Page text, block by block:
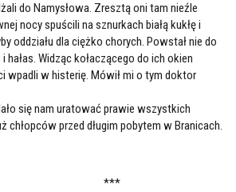
do Namysłowa. Zresztą oni tam nieźle
nocy spuścili na sznurkach białą kukłę i
oddziału dla ciężko chorych. Powstał nie do
hałas. Widząc kołaczącego do ich okien
wpadli w histerię. Mówił mi o tym doktor
się nam uratować prawie wszystkich
chłopców przed długim pobytem w Branicach.